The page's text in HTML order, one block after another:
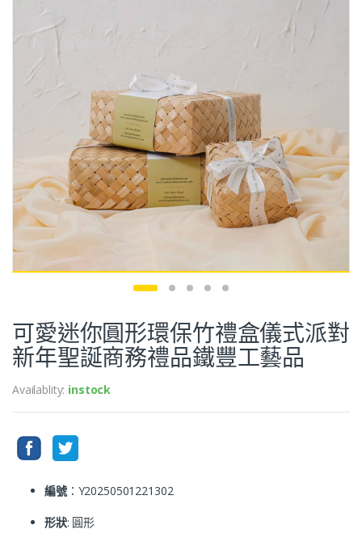
可愛迷你圓形環保竹禮盒儀式派對
新年聖誕商務禮品鐵豐工藝品
Availablity: instock
編號：Y20250501221302
形狀: 圓形